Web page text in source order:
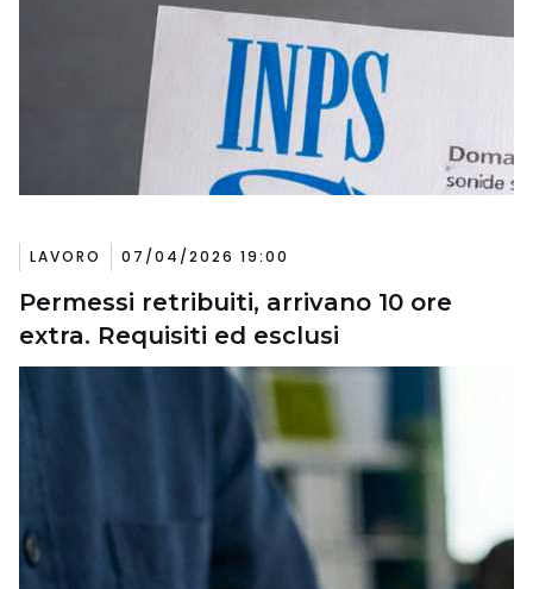
LAVORO 07/04/2026 19:00
Permessi retribuiti, arrivano 10 ore
extra. Requisiti ed esclusi